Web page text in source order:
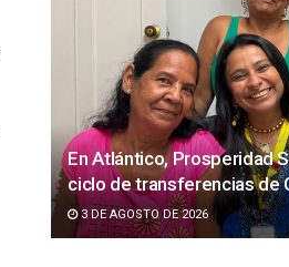
En Atlántico, Prosperidad
ciclo de transferencias de
3 DE AGOSTO DE 2026